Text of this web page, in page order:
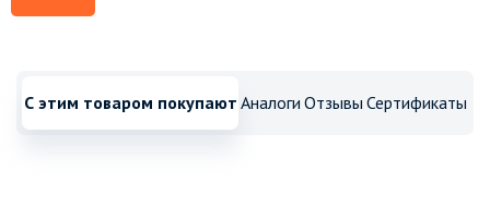
С этим товаром покупают Аналоги Отзывы Сертификаты